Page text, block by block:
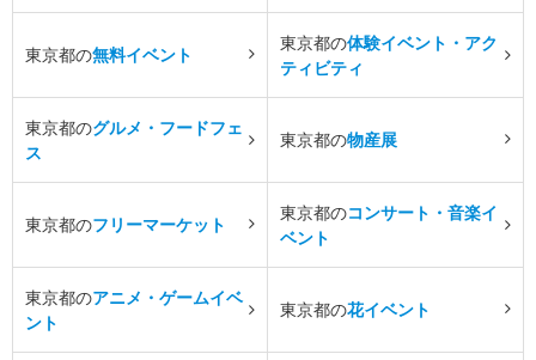
東京都の無料イベント
東京都の体験イベント・アク
ティビティ
東京都のグルメ・フードフェ
ス
東京都の物産展
東京都のフリーマーケット
東京都のコンサート・音楽イ
ベント
東京都のアニメ・ゲームイベ
ント
東京都の花イベント